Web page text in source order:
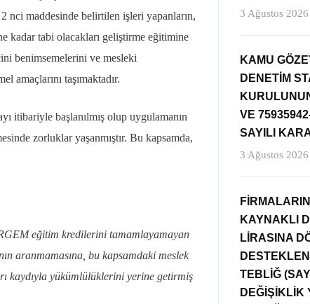
maddesinde belirtilen işleri yapanların,
kadar tabi olacakları geliştirme eğitimine
benimsemelerini ve mesleki
amaçlarını taşımaktadır.
itibariyle başlanılmış olup uygulamanın
zorluklar yaşanmıştır. Bu kapsamda,
eğitim kredilerini tamamlayamayan
aranmamasına, bu kapsamdaki meslek
kaydıyla yükümlülüklerini yerine getirmiş
3 Ağustos 2026
KAMU
DENETİM
VE
SAYILI
3 Ağustos 2026
KAYNAKLI
LİRASINA
TEBLİĞ
DEĞİŞİKLİK